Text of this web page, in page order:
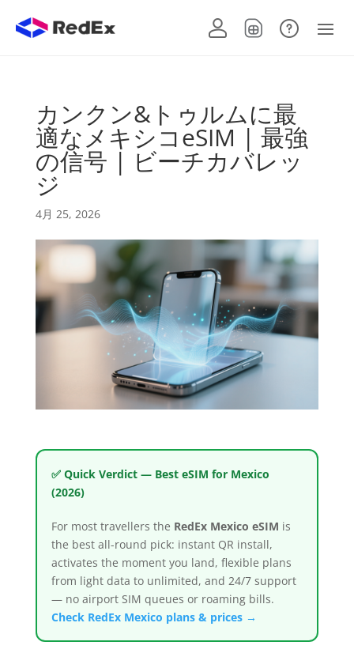
カンクン&トゥルムに最
適なメキシコeSIM | 最強
の信号 | ビーチカバレッ
ジ
4月 25, 2026
✅ Quick Verdict — Best eSIM for Mexico
(2026)
For most travellers the RedEx Mexico eSIM is
the best all-round pick: instant QR install,
activates the moment you land, flexible plans
from light data to unlimited, and 24/7 support
— no airport SIM queues or roaming bills.
Check RedEx Mexico plans & prices →